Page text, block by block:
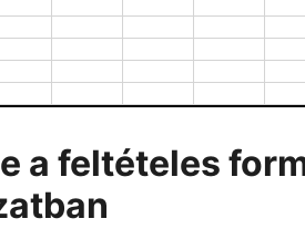
a feltételes